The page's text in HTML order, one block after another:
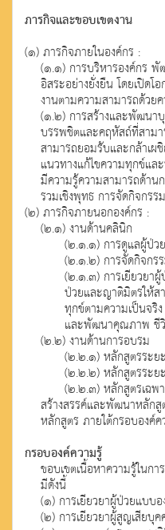
ภารกิจและขอบเขตงาน
(๑) ภารกิจภายในองค์กร :
(๑.๑) การบริหารองค์กร พั
อิสระอย่างยั่งยืน โดยเปิดโ
งานตามความสามารถด้วย
(๑.๒) การสร้างและพัฒนา
บรรพชิตและคฤหัสถ์ที่สาม
สามารถยอมรับและกล้าเ
แนวทางแก้ไขความทุกข์แ
มีความรู้ความสามารถด้า
รวมเชิงพุทธ การจัดกิจกร
(๒) ภารกิจภายนอกองค์กร :
(๒.๑) งานด้านคลินิก
(๒.๑.๑) การดูแลผู้ป่วย
(๒.๑.๒) การจัดกิจกร
(๒.๑.๓) การเยียวยาผู้
ป่วยและญาติมิตรให้
ทุกข์ตามความเป็นจริ
และพัฒนาคุณภาพ ชี
(๒.๒) งานด้านการอบรม
(๒.๒.๑) หลักสูตรระย
(๒.๒.๒) หลักสูตรระย
(๒.๒.๓) หลักสูตรเฉพ
สร้างสรรค์และพัฒนาหลัก
หลักสูตร ภายใต้กรอบองค์
กรอบองค์ความรู้
ขอบเขตเนื้อหาความรู้ในก
มีดังนี้
(๑) การเยียวยาผู้ป่วยแบบ
(๒) การเยียวยาผู้สูญเสียบุ